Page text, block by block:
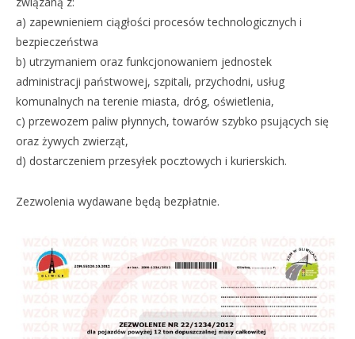
a) zapewnieniem ciągłości procesów technologicznych i
bezpieczeństwa
b) utrzymaniem oraz funkcjonowaniem jednostek
administracji państwowej, szpitali, przychodni, usług
komunalnych na terenie miasta, dróg, oświetlenia,
c) przewozem paliw płynnych, towarów szybko psujących się
oraz żywych zwierząt,
d) dostarczeniem przesyłek pocztowych i kurierskich.
Zezwolenia wydawane będą bezpłatnie.